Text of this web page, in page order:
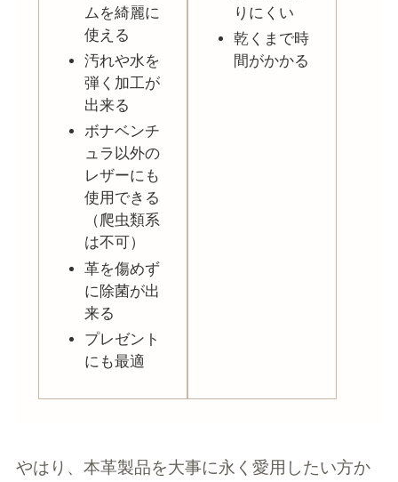
ムを綺麗に
使える
汚れや水を
弾く加工が
出来る
ボナベンチ
ュラ以外の
レザーにも
使用できる
（爬虫類系
は不可）
革を傷めず
に除菌が出
来る
プレゼント
にも最適
りにくい
乾くまで時
間がかかる
やはり、本革製品を大事に永く愛用したい方か